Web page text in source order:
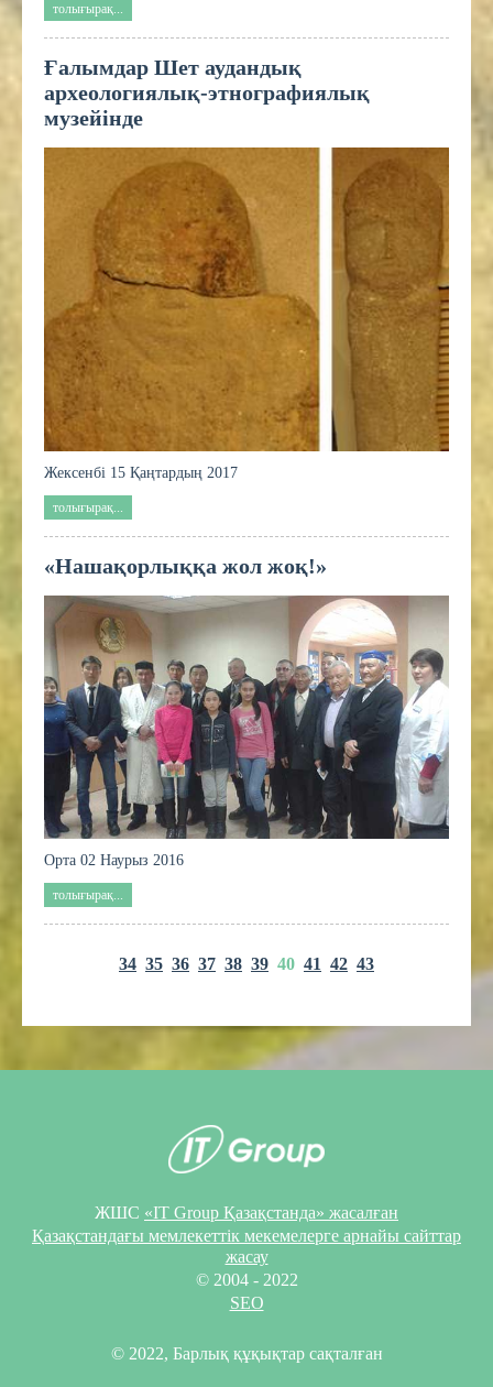
толығырақ...
Ғалымдар Шет аудандық
археологиялық-этнографиялық
музейінде
Жексенбі 15 Қаңтардың 2017
толығырақ...
«Нашақорлыққа жол жоқ!»
Орта 02 Наурыз 2016
толығырақ...
34 35 36 37 38 39 40 41 42 43
ЖШС «IT Group Қазақстанда» жасалған
Қазақстандағы мемлекеттік мекемелерге арнайы сайттар
жасау
© 2004 - 2022
SEO
© 2022, Барлық құқықтар сақталған